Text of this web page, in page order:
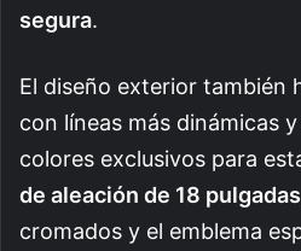
segura.
El diseño exterior también
con líneas más dinámicas
colores exclusivos para
de aleación de 18 pulgadas
cromados y el emblema